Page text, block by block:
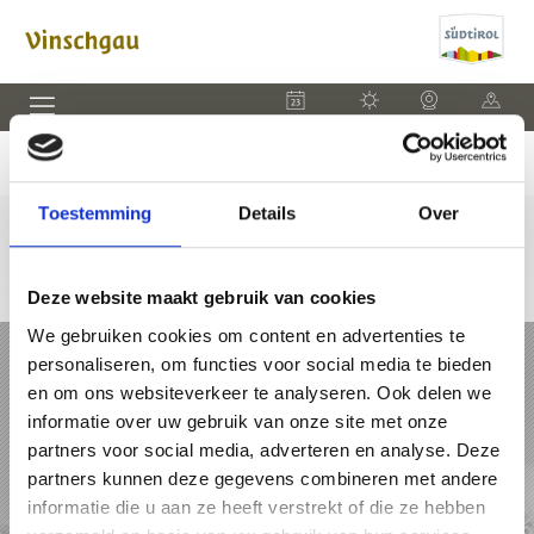
Toestemming Details Over
Deze website maakt gebruik van cookies
We gebruiken cookies om content en advertenties te
personaliseren, om functies voor social media te bieden
en om ons websiteverkeer te analyseren. Ook delen we
informatie over uw gebruik van onze site met onze
partners voor social media, adverteren en analyse. Deze
partners kunnen deze gegevens combineren met andere
informatie die u aan ze heeft verstrekt of die ze hebben
EVENEMENTEN WEER WEBCAM KAART
VAKANTIE IN VINSCHGAU
PAKKETTEN
ACCOMMODATIES